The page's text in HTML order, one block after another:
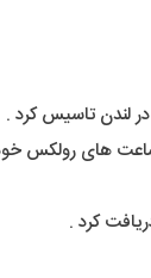
های رولکس خود